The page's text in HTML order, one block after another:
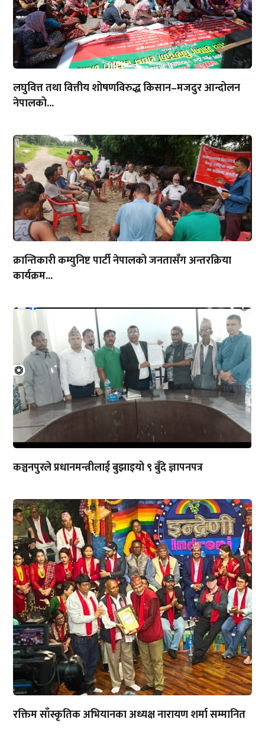
लघुवित्त तथा वित्तीय शोषणविरुद्ध किसान–मजदुर आन्दोलन
नेपालको...
क्रान्तिकारी कम्युनिष्ट पार्टी नेपालको जनतासँग अन्तरक्रिया
कार्यक्रम...
कञ्चनपुरले प्रधानमन्त्रीलाई बुझाइयो ९ बुँदे ज्ञापनपत्र
रक्तिम साँस्कृतिक अभियानका अध्यक्ष नारायण शर्मा सम्मानित